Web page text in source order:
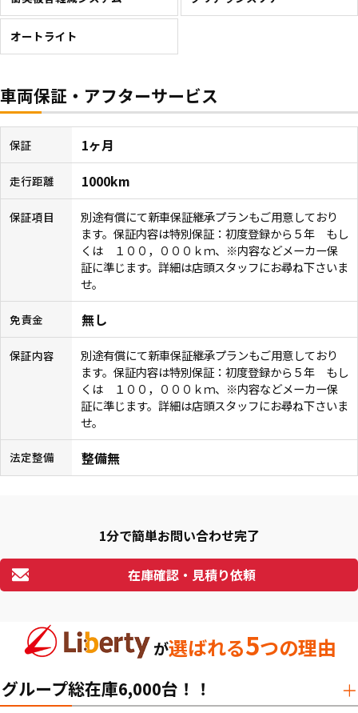
オートライト
車両保証・アフターサービス
保証 1ヶ月
走行距離 1000km
保証項目
別途有償にて新車保証継承プランもご用意しており
ます。保証内容は特別保証：初度登録から５年 もし
くは １００，０００ｋｍ、※内容などメーカー保
証に準じます。詳細は店頭スタッフにお尋ね下さいま
せ。
免責金 無し
保証内容
別途有償にて新車保証継承プランもご用意しており
ます。保証内容は特別保証：初度登録から５年 もし
くは １００，０００ｋｍ、※内容などメーカー保
証に準じます。詳細は店頭スタッフにお尋ね下さいま
せ。
法定整備 整備無
1分で簡単お問い合わせ完了
在庫確認・見積り依頼
が選ばれる5つの理由
グループ総在庫6,000台！！